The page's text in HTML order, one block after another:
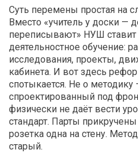
Суть перемены простая на
Вместо «учитель у доски —
переписывают» НУШ ставит
деятельностное обучение:
исследования, проекты,
кабинета. И вот здесь
спотыкается. Не о
спроектированный под
физически не даёт вести
стандарт. Парты
розетка одна на стену.
старый.